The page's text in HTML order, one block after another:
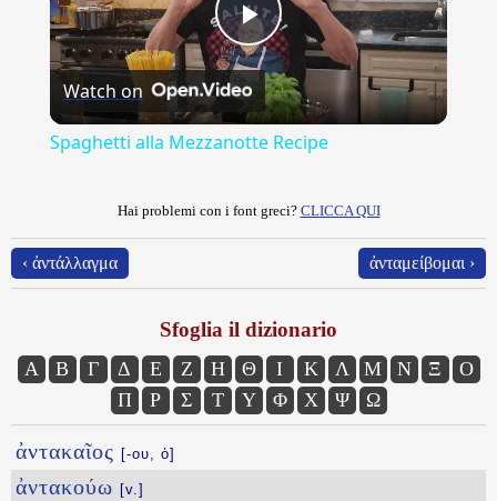
Play
Video
Watch on
Spaghetti alla Mezzanotte Recipe
Hai problemi con i font greci? CLICCA QUI
‹ ἀντάλλαγμα ἀνταμείβομαι ›
Sfoglia il dizionario
Α Β Γ Δ Ε Ζ Η Θ Ι Κ Λ Μ Ν Ξ
Ο
Π
Ρ Σ Τ Υ Φ Χ Ψ Ω
ἀντακαῖος [-ου, ὁ]
ἀντακούω [v.]